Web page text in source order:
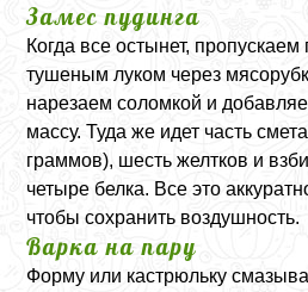
Замес пудинга
Когда все остынет, пропускаем
тушеным луком через
нарезаем соломкой и
массу. Туда же идет часть
граммов), шесть желтков и
четыре белка. Все это
чтобы сохранить воздушность.
Варка на пару
Форму или кастрюльку